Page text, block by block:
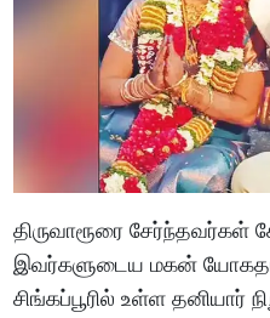
திருவாரூரை சேர்ந்தவர்கள்
இவர்களுடைய மகன்
சிங்கப்பூரில் உள்ள தனியார்